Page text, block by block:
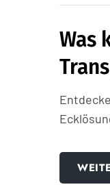
Was